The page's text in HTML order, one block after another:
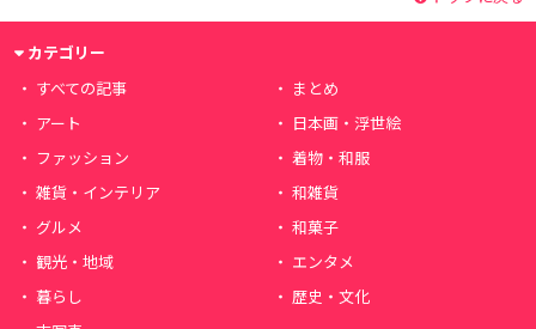
カテゴリー
すべての記事
まとめ
アート
日本画・浮世絵
ファッション
着物・和服
雑貨・インテリア
和雑貨
グルメ
和菓子
観光・地域
エンタメ
暮らし
歴史・文化